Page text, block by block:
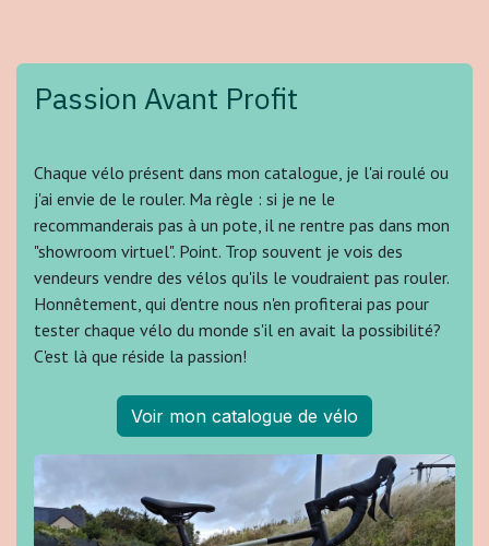
Passion Avant Profit
Chaque vélo présent dans mon catalogue, je l'ai roulé ou
j'ai envie de le rouler. Ma règle : si je ne le
recommanderais pas à un pote, il ne rentre pas dans mon
"showroom virtuel". Point. Trop souvent je vois des
vendeurs vendre des vélos qu'ils le voudraient pas rouler.
Honnêtement, qui d'entre nous n'en profiterai pas pour
tester chaque vélo du monde s'il en avait la possibilité?
C'est là que réside la passion!
Voir mon catalogue de vélo